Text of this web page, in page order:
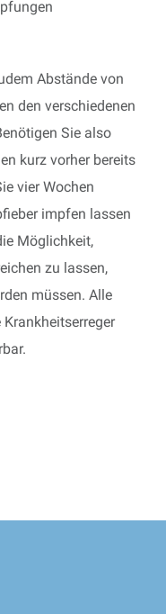
Abstände von
den verschiedenen
Sie also
kurz vorher bereits
vier Wochen
impfen lassen
Möglichkeit,
zu lassen,
müssen. Alle